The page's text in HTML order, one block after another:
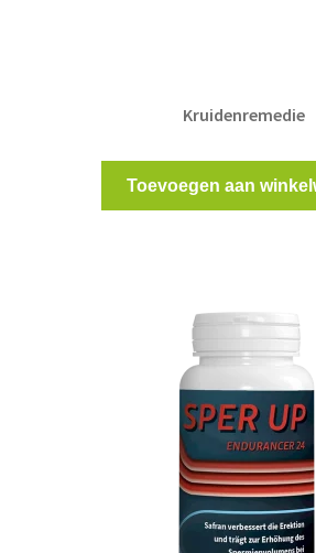
Kruidenremedie
Toevoegen aan